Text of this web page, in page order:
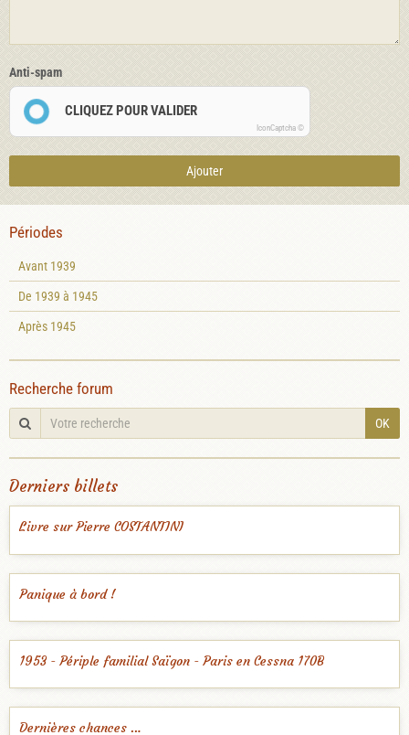
Anti-spam
CLIQUEZ POUR VALIDER
IconCaptcha ©
Ajouter
Périodes
Avant 1939
De 1939 à 1945
Après 1945
Recherche forum
OK
Derniers billets
Livre sur Pierre COSTANTINI
Panique à bord !
1953 - Périple familial Saïgon - Paris en Cessna 170B
Dernières chances …